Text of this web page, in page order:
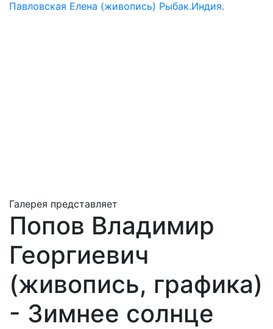
Павловская Елена (живопись) Рыбак.Индия.
Галерея представляет
Попов Владимир
Георгиевич
(живопись, графика)
- Зимнее солнце